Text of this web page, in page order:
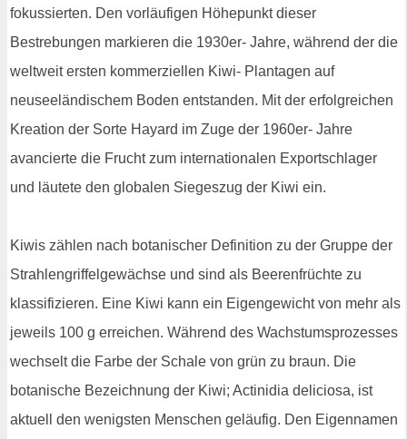
fokussierten. Den vorläufigen Höhepunkt dieser
Bestrebungen markieren die 1930er- Jahre, während der die
weltweit ersten kommerziellen Kiwi- Plantagen auf
neuseeländischem Boden entstanden. Mit der erfolgreichen
Kreation der Sorte Hayard im Zuge der 1960er- Jahre
avancierte die Frucht zum internationalen Exportschlager
und läutete den globalen Siegeszug der Kiwi ein.
Kiwis zählen nach botanischer Definition zu der Gruppe der
Strahlengriffelgewächse und sind als Beerenfrüchte zu
klassifizieren. Eine Kiwi kann ein Eigengewicht von mehr als
jeweils 100 g erreichen. Während des Wachstumsprozesses
wechselt die Farbe der Schale von grün zu braun. Die
botanische Bezeichnung der Kiwi; Actinidia deliciosa, ist
aktuell den wenigsten Menschen geläufig. Den Eigennamen